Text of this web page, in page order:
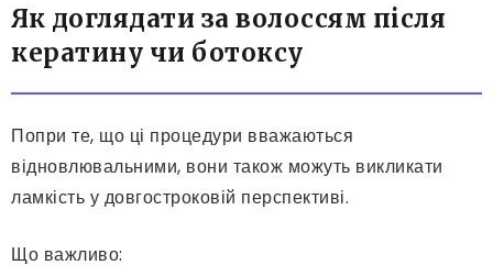
Як доглядати за волоссям після
кератину чи ботоксу
Попри те, що ці процедури вважаються
відновлювальними, вони також можуть викликати
ламкість у довгостроковій перспективі.
Що важливо: